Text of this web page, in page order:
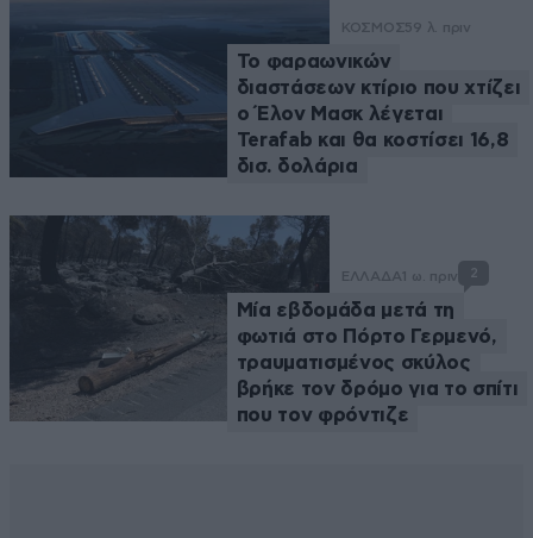
ΚΟΣΜΟΣ59 λ. πριν
Το φαραωνικών
διαστάσεων κτίριο που χτίζει
ο Έλον Μασκ λέγεται
Terafab και θα κοστίσει 16,8
δισ. δολάρια
ΕΛΛΑΔΑ 1 ω. πριν 2
Μία εβδομάδα μετά τη
φωτιά στο Πόρτο Γερμενό,
τραυματισμένος σκύλος
βρήκε τον δρόμο για το σπίτι
που τον φρόντιζε